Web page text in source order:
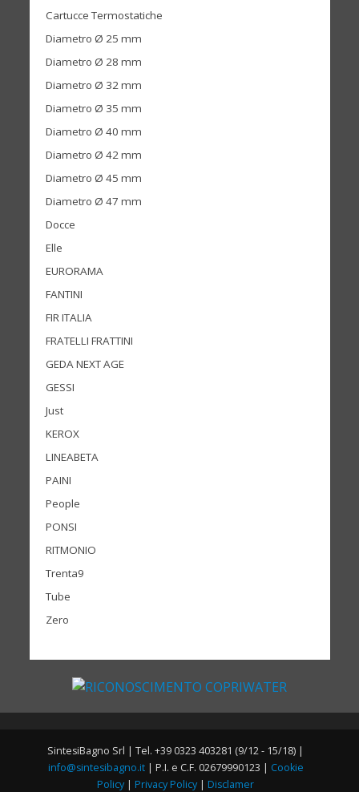
Cartucce Termostatiche
Diametro Ø 25 mm
Diametro Ø 28 mm
Diametro Ø 32 mm
Diametro Ø 35 mm
Diametro Ø 40 mm
Diametro Ø 42 mm
Diametro Ø 45 mm
Diametro Ø 47 mm
Docce
Elle
EURORAMA
FANTINI
FIR ITALIA
FRATELLI FRATTINI
GEDA NEXT AGE
GESSI
Just
KEROX
LINEABETA
PAINI
People
PONSI
RITMONIO
Trenta9
Tube
Zero
SintesiBagno Srl | Tel. +39 0323 403281 (9/12 - 15/18) |
info@sintesibagno.it| P.I. e C.F. 02679990123 | Cookie
Policy | Privacy Policy | Disclamer